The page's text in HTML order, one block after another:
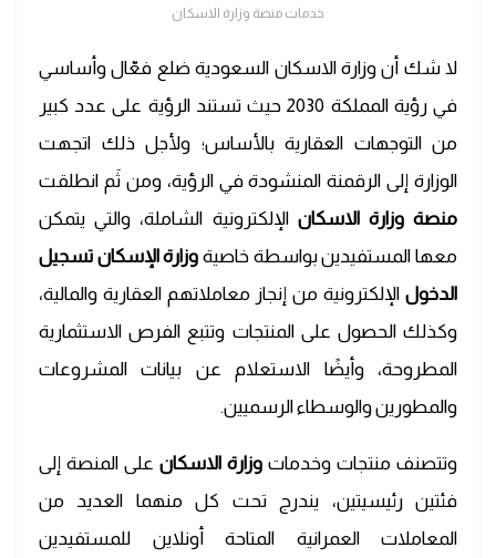
خدمات منصة وزارة الاسكان
لا شك أن وزارة الاسكان السعودية ضلع فعّال وأساسي
في رؤية المملكة 2030 حيث تستند الرؤية على عدد كبير
من التوجهات العقارية بالأساس؛ ولأجل ذلك اتجهت
الوزارة إلى الرقمنة المنشودة في الرؤية، ومن ثَم انطلقت
منصة وزارة الاسكان الإلكترونية الشاملة، والتي يتمكن
معها المستفيدين بواسطة خاصية وزارة الإسكان تسجيل
الدخول الإلكترونية من إنجاز معاملاتهم العقارية والمالية،
وكذلك الحصول على المنتجات وتتبع الفرص الاستثمارية
المطروحة، وأيضًا الاستعلام عن بيانات المشروعات
والمطورين والوسطاء الرسميين.
وتتصنف منتجات وخدمات وزارة الاسكان على المنصة إلى
فئتين رئيسيتين، يندرج تحت كل منهما العديد من
المعاملات العمرانية المتاحة أونلاين للمستفيدين